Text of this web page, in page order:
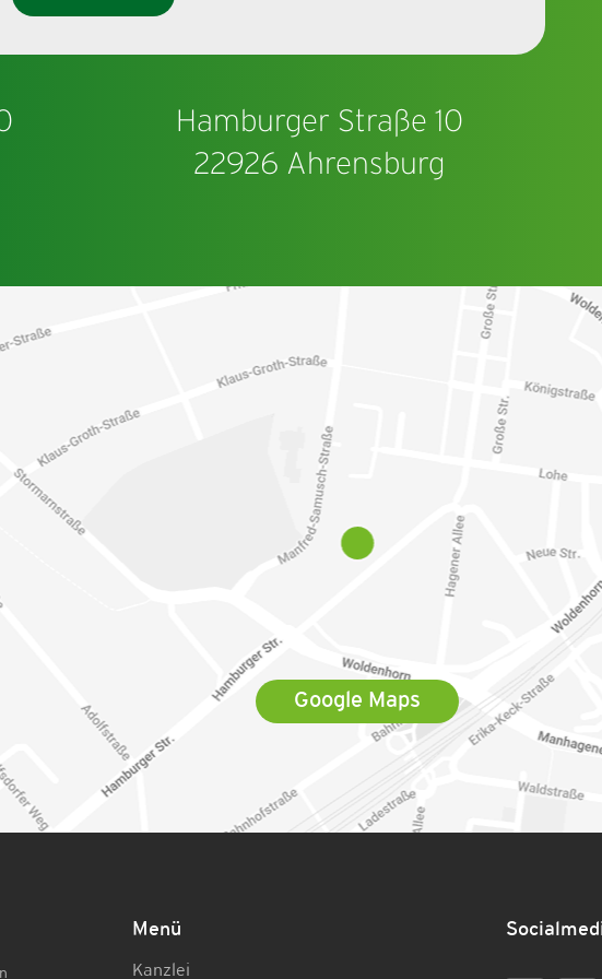
Hamburger Straße 10
22926 Ahrensburg
Google Maps
Menü
Kanzlei